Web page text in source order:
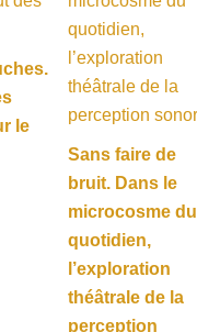
le
Sans faire de
bruit. Dans le
microcosme du
quotidien,
l’exploration
théâtrale de la
perception